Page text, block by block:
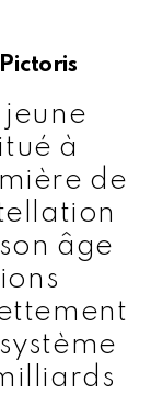
jeune
à
de
âge